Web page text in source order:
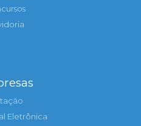
Eletrônica